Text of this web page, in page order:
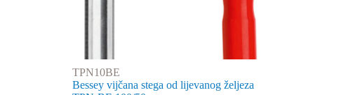
TPN10BE
Bessey vijčana stega od lijevanog željeza